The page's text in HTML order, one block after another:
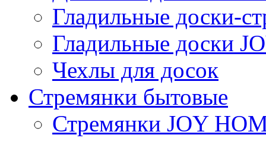
Гладильные доски-
Гладильные доски
Чехлы для досок
Стремянки бытовые
Стремянки JOY